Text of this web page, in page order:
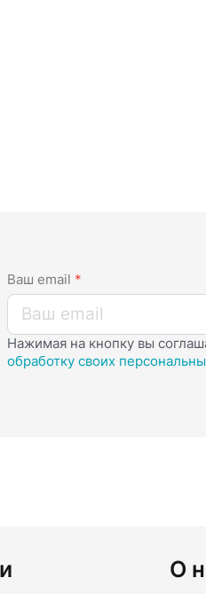
Ваш email *
Нажимая на кнопку вы
обработку своих
О